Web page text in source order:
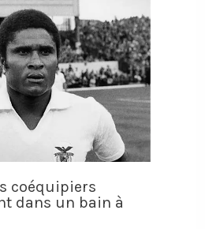
coéquipiers
dans un bain à